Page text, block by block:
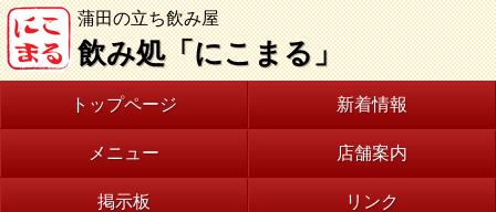
蒲田の立ち飲み屋
飲み処「にこまる」
トップページ 新着情報
メニュー 店舗案内
掲示板 リンク